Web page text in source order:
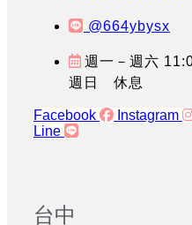
@664ybysx
週一－週六
週日 休息
Facebook
Instagram
Line
台中